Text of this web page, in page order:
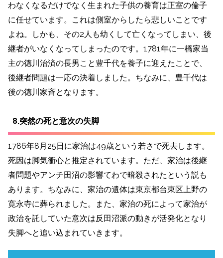
わなくなるだけでなく生まれた子供の養育は正室の倫子
に任せています。これは側室からしたら悲しいことです
よね。しかも、その2人も幼くして亡くなってしまい、後
継者がいなくなってしまったのです。1781年に一橋家当
主の徳川治済の長男こと豊千代を養子に迎えたことで、
後継者問題は一応の決着しました。ちなみに、豊千代は
後の徳川家斉となります。
8.突然の死と意次の失脚
1786年8月25日に家治は49歳という若さで死去します。
死因は脚気衝心と推定されています。ただ、家治は後継
者問題やアンチ田沼の影響てわで暗殺されたという説も
あります。ちなみに、家治の遺体は東京都台東区上野の
寛永寺に葬られました。また、家治の死によって家治が
政治を託していた意次は反田沼派の動きが活発化となり
失脚へと追い込まれていきます。